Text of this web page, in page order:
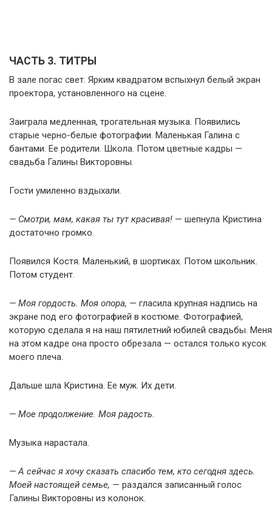
ЧАСТЬ 3. ТИТРЫ
В зале погас свет. Ярким квадратом вспыхнул белый экран
проектора, установленного на сцене.
Заиграла медленная, трогательная музыка. Появились
старые черно-белые фотографии. Маленькая Галина с
бантами. Ее родители. Школа. Потом цветные кадры —
свадьба Галины Викторовны.
Гости умиленно вздыхали.
— Смотри, мам, какая ты тут красивая! — шепнула Кристина
достаточно громко.
Появился Костя. Маленький, в шортиках. Потом школьник.
Потом студент.
— Моя гордость. Моя опора, — гласила крупная надпись на
экране под его фотографией в костюме. Фотографией,
которую сделала я на наш пятилетний юбилей свадьбы. Меня
на этом кадре она просто обрезала — остался только кусок
моего плеча.
Дальше шла Кристина. Ее муж. Их дети.
— Мое продолжение. Моя радость.
Музыка нарастала.
— А сейчас я хочу сказать спасибо тем, кто сегодня здесь.
Моей настоящей семье, — раздался записанный голос
Галины Викторовны из колонок.